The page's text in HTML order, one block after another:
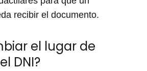
recibir el documento.
el lugar de
DNI?